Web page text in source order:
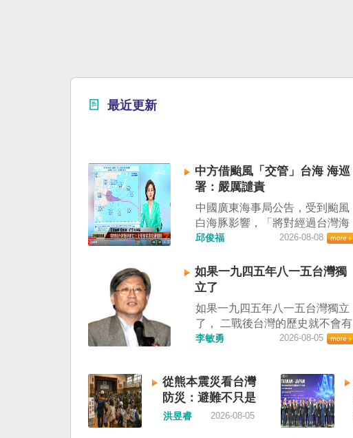
最近更新
中方借颱風「交管」台海 海巡
署：嚴厲譴責
中國廣東海事局公告，受到颱風
白海豚影響，「將對經過台灣海
峽南口北上船舶實施交通管
調中國無任何權利在台灣海峽實
施交通管制。（圖擷取自中國央
明 極其可笑 中國廣東海事局公
告，受到颱風白海豚影響，「將
對經過台灣海峽南口北上船舶實
駁斥，強調中國無任何權利在台
灣海峽實施交通管制。陸委會也
表示，中共假借颱風名義聲稱管
制相關海域，違反聯合國海洋法
邱俊福 2026-08-08
如果一九四五年八一五台灣獨
立了
如果一九四五年八一五台灣獨立
了， 二戰後台灣的歷史就不會有
中國國民黨，也不會捲入迄今仍
了，中國是中國，台灣是台灣。
兩岸已有正常外交，中國也可致
力提升國民福祉。 如果一九四五
年八一五台灣獨立了，就像二戰
李敏勇 2026-08-05
從熊本震災看台灣
防災：避難不只是
撤離，更是生活保
洪昱睿 2026-08-05